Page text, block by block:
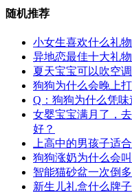
随机推荐
小女生喜欢什么礼
异地恋最佳十大礼
夏天宝宝可以吹空
狗狗为什么会晚上
Q：狗狗为什么凭味
女婴宝宝满月了，
好？
上高中的男孩子适
狗狗涨奶为什么会叫
智能猫砂盆一次倒
新生儿礼盒什么牌